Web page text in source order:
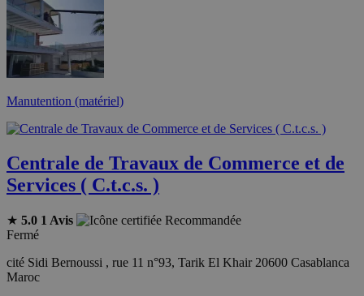
Manutention (matériel)
Centrale de Travaux de Commerce et de
Services ( C.t.c.s. )
★ 5.0 1 Avis
Recommandée
Fermé
cité Sidi Bernoussi , rue 11 n°93, Tarik El Khair 20600 Casablanca
Maroc